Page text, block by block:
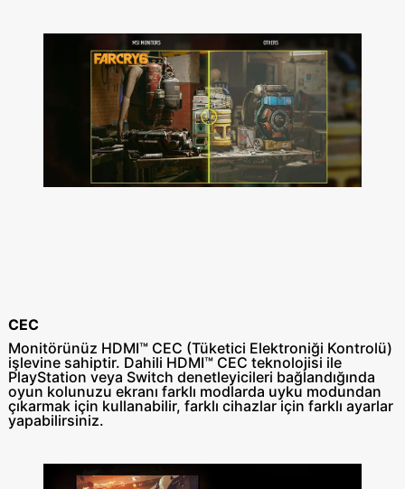
CEC
Monitörünüz HDMI™ CEC (Tüketici Elektroniği Kontrolü)
işlevine sahiptir. Dahili HDMI™ CEC teknolojisi ile
PlayStation veya Switch denetleyicileri bağlandığında
oyun kolunuzu ekranı farklı modlarda uyku modundan
çıkarmak için kullanabilir, farklı cihazlar için farklı ayarlar
yapabilirsiniz.